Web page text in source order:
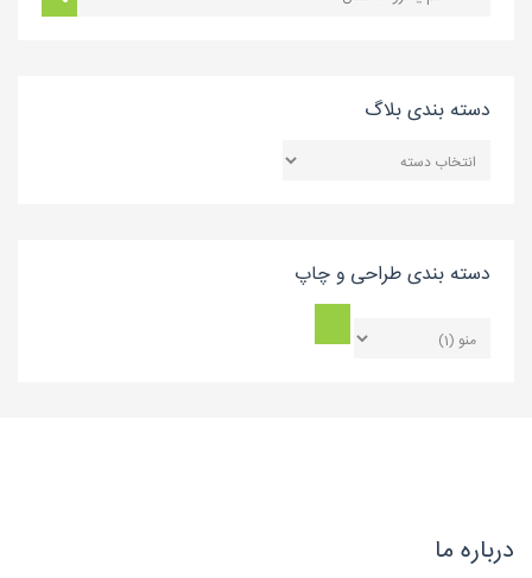
دسته بندی بلاگ
بندی
دسته بندی طراحی و چاپ
درباره ما